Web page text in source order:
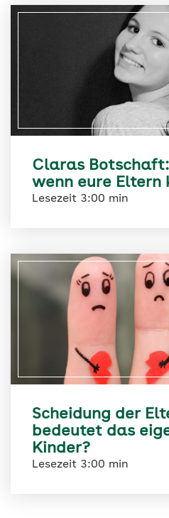
Claras
wenn eure Eltern
Lesezeit 3:00 min
Scheidung der
bedeutet das
Kinder?
Lesezeit 3:00 min